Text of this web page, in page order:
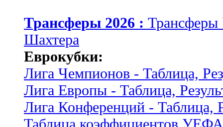
Трансферы 2026 :
Шахтера
Еврокубки:
Лига Чемпионов - Таблица,
Лига Европы - Таблица,
Лига Конференций - Таблица,
Таблица коэффициентов УЕФА